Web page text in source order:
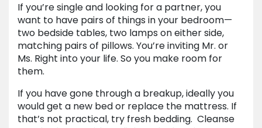
If you’re single and looking for a partner, you
want to have pairs of things in your bedroom—
two bedside tables, two lamps on either side,
matching pairs of pillows. You’re inviting Mr. or
Ms. Right into your life. So you make room for
them.
If you have gone through a breakup, ideally you
would get a new bed or replace the mattress. If
that’s not practical, try fresh bedding. Cleanse